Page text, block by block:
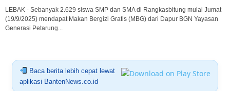
LEBAK - Sebanyak 2.629 siswa SMP dan SMA di Rangkasbitung mulai Jumat
(19/9/2025) mendapat Makan Bergizi Gratis (MBG) dari Dapur BGN Yayasan
Generasi Petarung...
Baca berita lebih cepat lewat
aplikasi BantenNews.co.id